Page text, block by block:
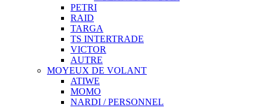
PETRI
RAID
TARGA
TS INTERTRADE
VICTOR
AUTRE
MOYEUX DE VOLANT
ATIWE
MOMO
NARDI / PERSONNEL